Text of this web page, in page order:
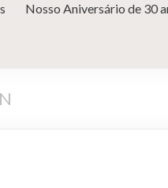
Nosso Aniversário de 30